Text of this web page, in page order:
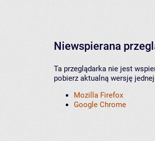
Niewspierana
Ta przeglądarka nie jest
pobierz aktualną wersję
Mozilla Firefox
Google Chrome